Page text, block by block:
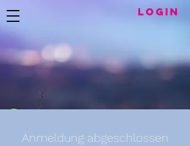
LogIN
Anmeldung abgeschlossen